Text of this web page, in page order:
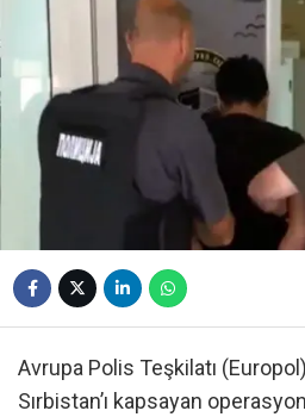
Avrupa Polis Teşkilatı
Sırbistan’ı kapsayan